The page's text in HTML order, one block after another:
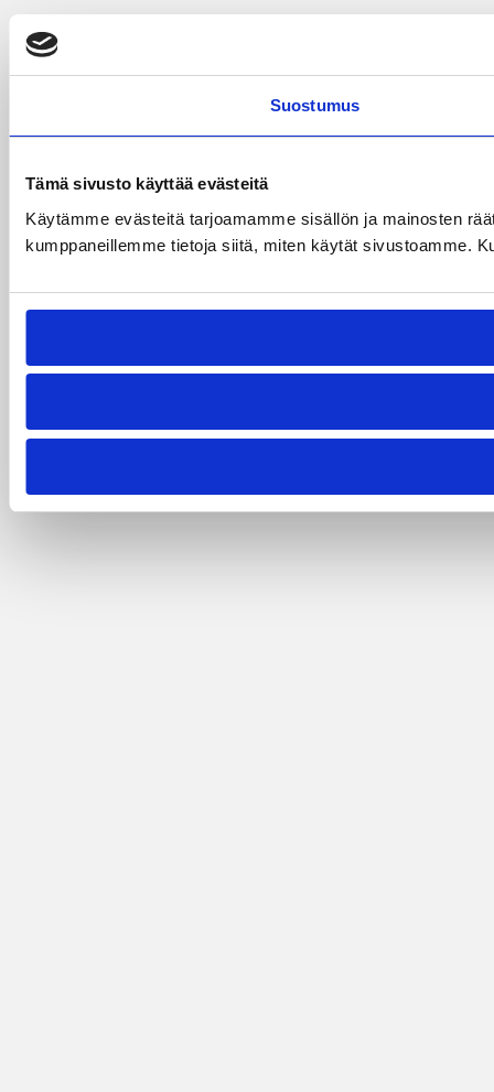
Suostumus
Tämä sivusto käyttää evästeitä
Käytämme evästeitä tarjoamamme sisällön ja mainosten
kumppaneillemme tietoja siitä, miten käytät sivustoamme.